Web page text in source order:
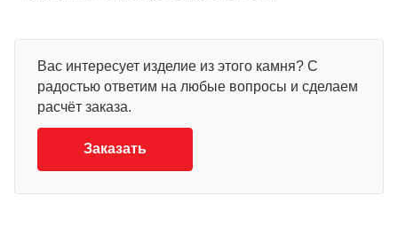
Вас интересует изделие из этого камня? С
радостью ответим на любые вопросы и сделаем
расчёт заказа.
Заказать